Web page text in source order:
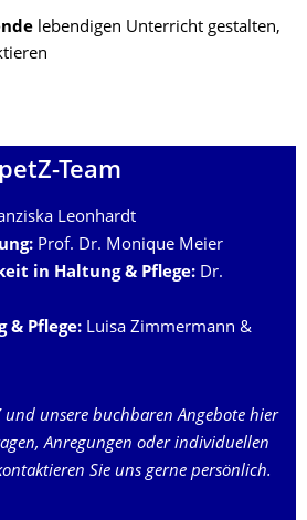
lebendigen Unterricht gestalten,
petZ-Team
Leonhardt
Prof. Dr. Monique Meier
in Haltung & Pflege: Dr.
& Pflege: Luisa Zimmermann &
und unsere buchbaren Angebote hier
Anregungen oder individuellen
Sie uns gerne persönlich.